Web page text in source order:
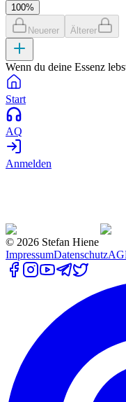
100%
Neuerer Älterer
Wenn du deine Essenz
Start
AQ
Anmelden
© 2026 Stefan Hiene
ImpressumDatenschutz